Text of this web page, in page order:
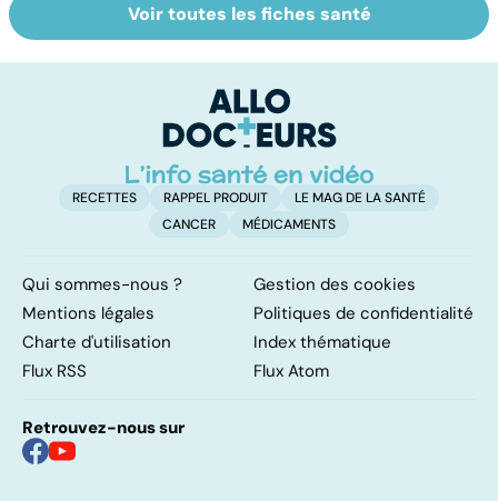
Parkinson :
stupeur et
Pesticides :
retour au bio ?
Voir toutes les fiches santé
RECETTES RAPPEL PRODUIT
LE MAG DE LA SANTÉ
CANCER
MÉDICAMENTS
Qui sommes-nous ?
Gestion des cookies
Mentions légales
Politiques de confidentialité
Charte d'utilisation
Index thématique
Flux RSS
Flux Atom
Retrouvez-nous sur